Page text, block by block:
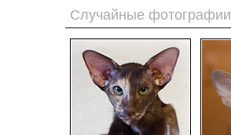
Случайные фотографии